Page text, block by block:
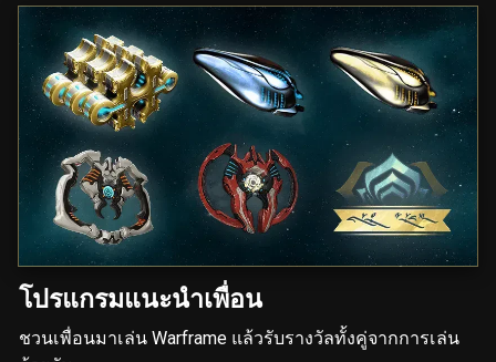
โปรแกรมแนะนำเพื่อน
ชวนเพื่อนมาเล่น Warframe แล้วรับรางวัลทั้งคู่จากการเล่น